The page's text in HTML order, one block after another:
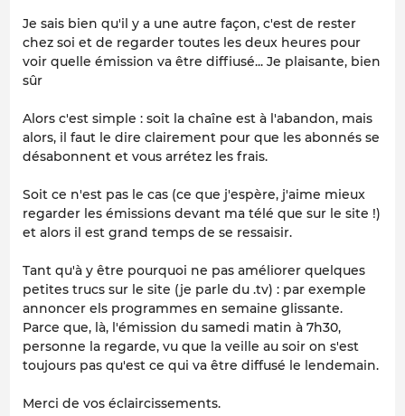
Je sais bien qu'il y a une autre façon, c'est de rester
chez soi et de regarder toutes les deux heures pour
voir quelle émission va être diffiusé... Je plaisante, bien
sûr
Alors c'est simple : soit la chaîne est à l'abandon, mais
alors, il faut le dire clairement pour que les abonnés se
désabonnent et vous arrétez les frais.
Soit ce n'est pas le cas (ce que j'espère, j'aime mieux
regarder les émissions devant ma télé que sur le site !)
et alors il est grand temps de se ressaisir.
Tant qu'à y être pourquoi ne pas améliorer quelques
petites trucs sur le site (je parle du .tv) : par exemple
annoncer els programmes en semaine glissante.
Parce que, là, l'émission du samedi matin à 7h30,
personne la regarde, vu que la veille au soir on s'est
toujours pas qu'est ce qui va être diffusé le lendemain.
Merci de vos éclaircissements.